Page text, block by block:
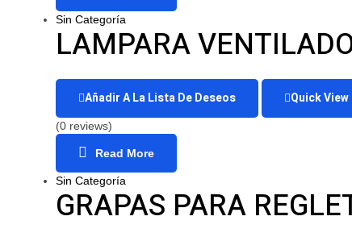
Sin Categoría
LAMPARA
Añadir A La Lista De Deseos Quick View
(0 reviews)
Read More
Sin Categoría
GRAPAS PARA